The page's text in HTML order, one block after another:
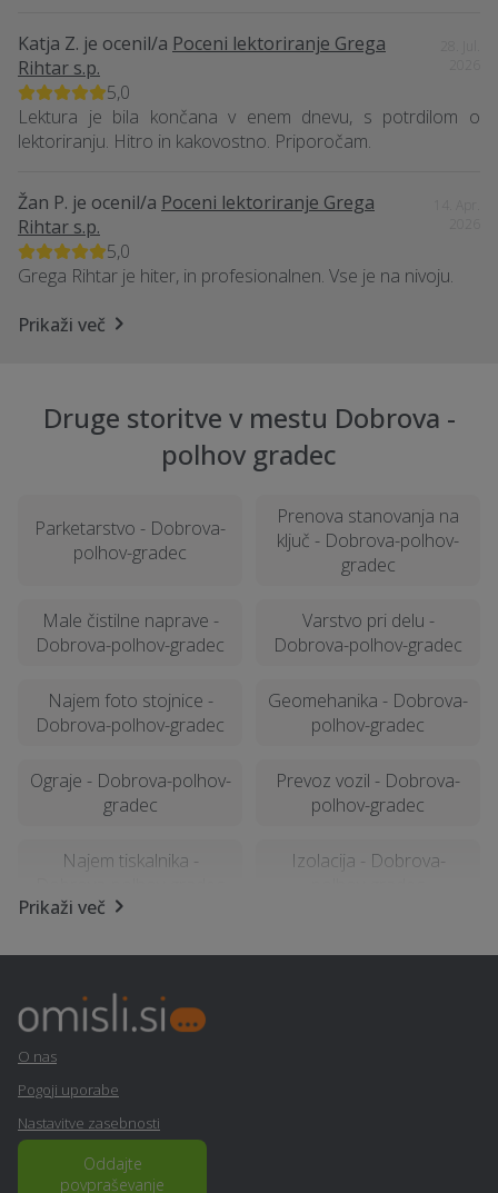
Katja Z. je ocenil/a Poceni lektoriranje Grega
Rihtar s.p.
5,0
Lektura je bila končana v enem dnevu, s potrdilom o
lektoriranju. Hitro in kakovostno. Priporočam.
Žan P. je ocenil/a Poceni lektoriranje Grega
Rihtar s.p.
5,0
Grega Rihtar je hiter, in profesionalnen. Vse je na nivoju.
Prikaži več
Druge storitve v mestu Dobrova -
polhov gradec
Parketarstvo - Dobrova-
polhov-gradec
Prenova stanovanja na
ključ - Dobrova-polhov-
gradec
Male čistilne naprave -
Dobrova-polhov-gradec
Varstvo pri delu -
Dobrova-polhov-gradec
Najem foto stojnice -
Dobrova-polhov-gradec
Geomehanika - Dobrova-
polhov-gradec
Ograje - Dobrova-polhov-
gradec
Prevoz vozil - Dobrova-
polhov-gradec
Najem tiskalnika -
Izolacija - Dobrova-
polhov-gradec
Dobrova-polhov-gradec
Restavriranje pohištva -
Dobrova-polhov-gradec
Prikaži več
O nas
Pogoji uporabe
Nastavitve zasebnosti
Oddajte
povpraševanje